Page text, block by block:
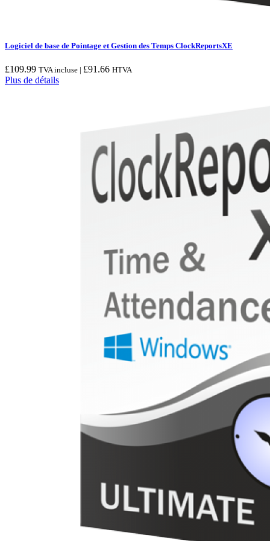
Logiciel de base de Pointage et Gestion des Temps ClockReportsXE
£109.99 TVA incluse | £91.66 HTVA
Plus de détails